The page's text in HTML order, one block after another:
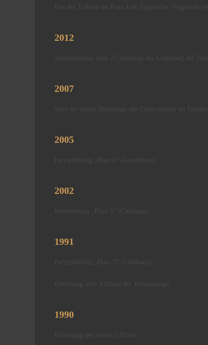
Bau der Tribüne an Platz 4 im September. Wegen der
2012
2007
Start der ersten Homepage des Clubs erfolgt im
2005
2002
1991
1990